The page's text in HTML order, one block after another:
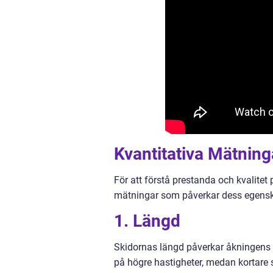
Kvantitativa
För att förstå prestanda och
mätningar som påverkar dess
1. Längd
Skidornas längd påverkar
på högre hastigheter, medan